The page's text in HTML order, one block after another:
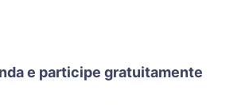
e participe gratuitamente